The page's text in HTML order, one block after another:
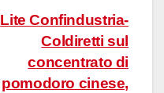
Lite Confindustria-
Coldiretti sul
concentrato di
pomodoro cinese,